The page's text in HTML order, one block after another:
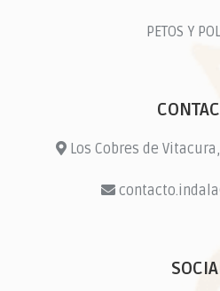
PETOS Y
Los Cobres de